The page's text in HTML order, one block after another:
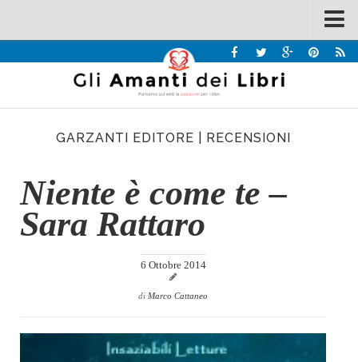
Recensioni
Interviste & Incontri
Chi siamo
Contatti
GARZANTI EDITORE RECENSIONI
Niente è come te –
Sara Rattaro
6 Ottobre 2014
di Marco Cattaneo